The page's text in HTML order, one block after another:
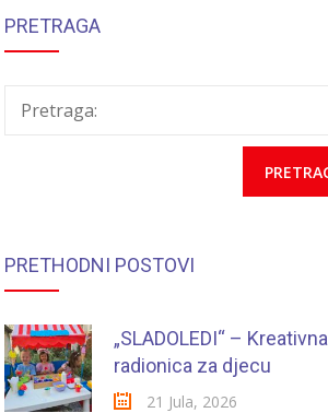
PRETRAGA
Pretraga:
PRETHODNI POSTOVI
„SLADOLEDI“ – Kreativna
radionica za djecu
21 Jula, 2026